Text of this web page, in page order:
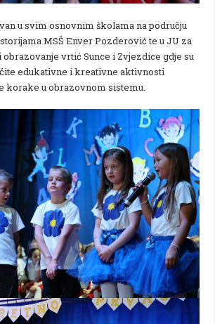
u svim osnovnim školama na području
MSŠ Enver Pozderović te u JU za
vrtić Sunce i Zvjezdice gdje su
edukativne i kreativne aktivnosti
korake u obrazovnom sistemu.